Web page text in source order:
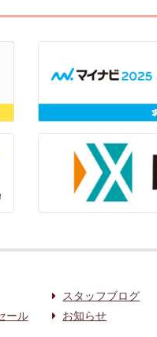
ール
スタッフブログ
お知らせ